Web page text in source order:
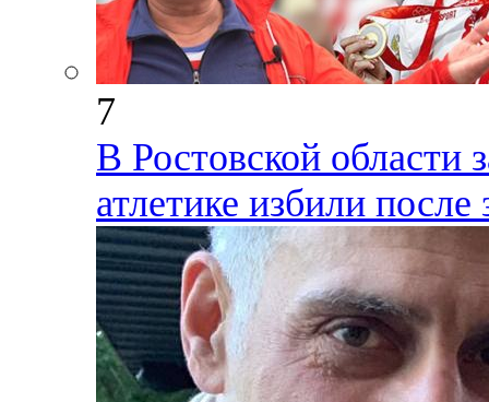
7
В Ростовской области
атлетике избили